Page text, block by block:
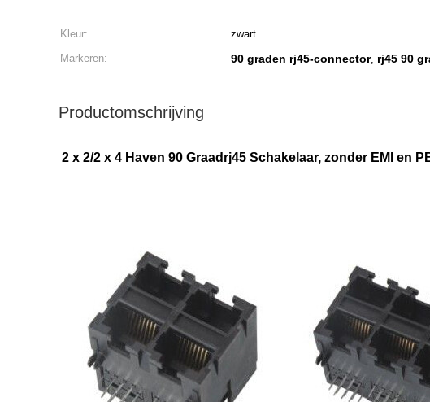
Kleur: zwart
Markeren:
90 graden rj45-connector, rj45 90
Productomschrijving
2 x 2/2 x 4 Haven 90 Graadrj45 Schakelaar, zonder EMI en